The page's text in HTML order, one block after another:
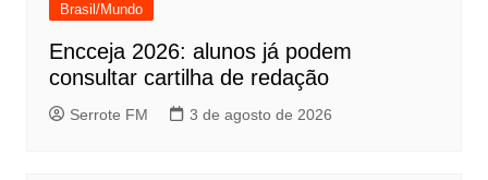
Brasil/Mundo
Encceja 2026: alunos já podem
consultar cartilha de redação
Serrote FM 3 de agosto de 2026